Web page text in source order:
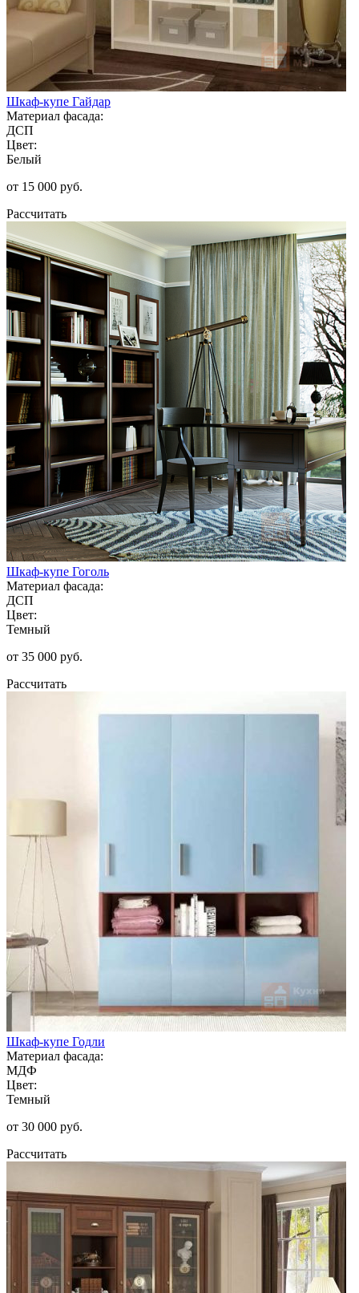
Шкаф-купе Гайдар
Материал фасада:
ДСП
Цвет:
Белый
от 15 000 руб.
Рассчитать
Шкаф-купе Гоголь
Материал фасада:
ДСП
Цвет:
Темный
от 35 000 руб.
Рассчитать
Шкаф-купе Годли
Материал фасада:
МДФ
Цвет:
Темный
от 30 000 руб.
Рассчитать